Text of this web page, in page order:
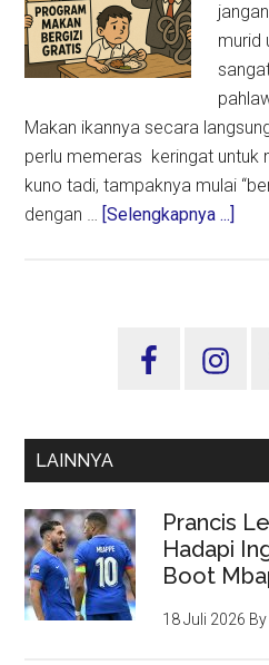
murid
Makan ikannya secara
perlu memeras keringat untuk
kuno tadi, tampaknya mulai
dengan … [Selengkapnya ...]
Sidebar
LAINNYA
Prancis
Hadapi
Boot
18 Juli 2026